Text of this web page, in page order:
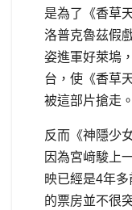
是為了《香草
洛普克魯茲假
姿進軍好萊塢
台，使《香草
被這部片搶走。
反而《神隱少
因為宮﨑駿上
映已經是4年
的票房並不很